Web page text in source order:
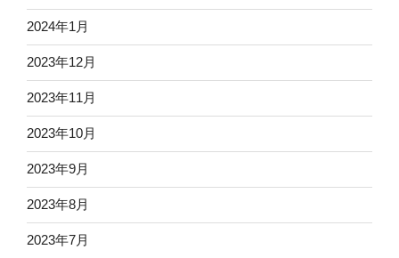
2024年1月
2023年12月
2023年11月
2023年10月
2023年9月
2023年8月
2023年7月